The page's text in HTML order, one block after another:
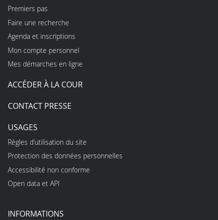
Premiers pas
Faire une recherche
Agenda et inscriptions
Mon compte personnel
Mes démarches en ligne
ACCÉDER À LA COUR
CONTACT PRESSE
USAGES
Règles d’utilisation du site
Protection des données personnelles
Accessibilité non conforme
Open data et API
INFORMATIONS